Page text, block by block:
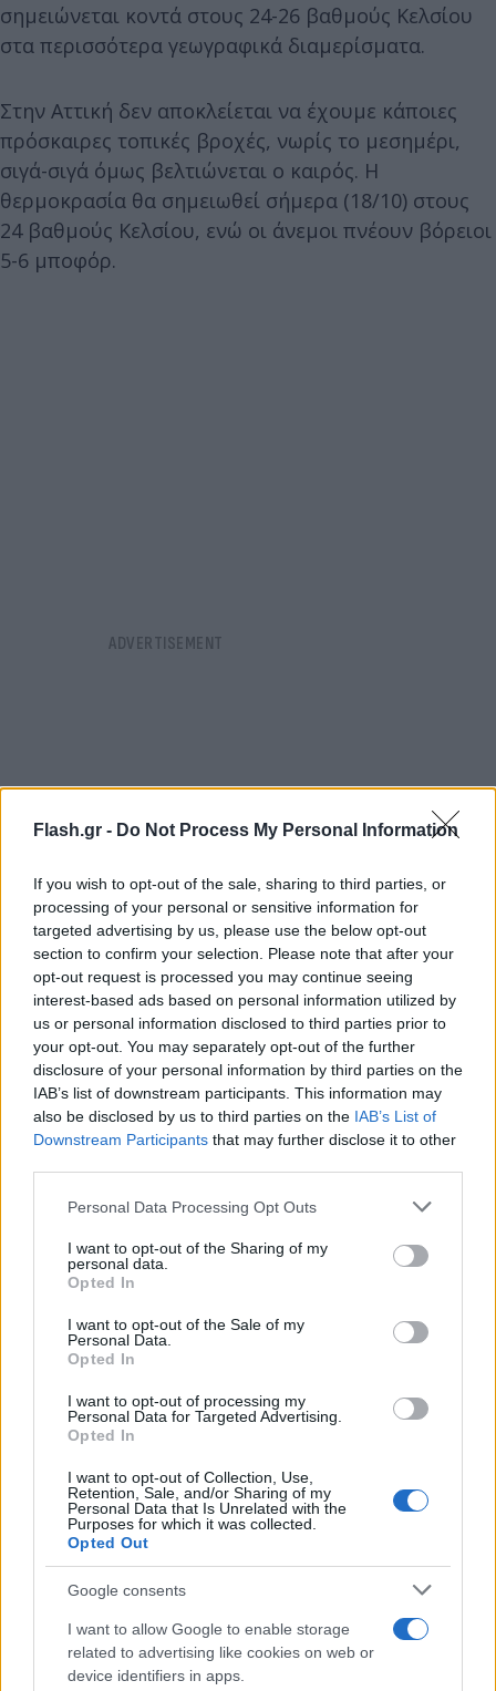
Flash.gr - Do Not Process My Personal Information
If you wish to opt-out of the sale, sharing to third parties, or
processing of your personal or sensitive information for
targeted advertising by us, please use the below opt-out
section to confirm your selection. Please note that after your
opt-out request is processed you may continue seeing
interest-based ads based on personal information utilized by
us or personal information disclosed to third parties prior to
your opt-out. You may separately opt-out of the further
disclosure of your personal information by third parties on the
IAB’s list of downstream participants. This information may
also be disclosed by us to third parties on the IAB’s List of
Downstream Participants that may further disclose it to other
Please note that this website/app uses one or more Google
not limited to your visit or usage behaviour. You may click to
grant or deny consent to Google and its third-party tags to
use your data for below specified purposes in below Google
consent section.
Personal Data Processing Opt Outs
I want to opt-out of the Sharing of my
personal data.
Opted In
I want to opt-out of the Sale of my
Personal Data.
Opted In
I want to opt-out of processing my
Personal Data for Targeted Advertising.
Opted In
I want to opt-out of Collection, Use,
Retention, Sale, and/or Sharing of my
Personal Data that Is Unrelated with the
Purposes for which it was collected.
Opted Out
Google consents
I want to allow Google to enable storage
related to advertising like cookies on web or
device identifiers in apps.
σημειώνεται κοντά στους 24-26 βαθμούς Κελσίου
στα περισσότερα γεωγραφικά διαμερίσματα.
Στην Αττική δεν αποκλείεται να έχουμε κάποιες
πρόσκαιρες τοπικές βροχές, νωρίς το μεσημέρι,
σιγά-σιγά όμως βελτιώνεται ο καιρός. Η
θερμοκρασία θα σημειωθεί σήμερα (18/10) στους
24 βαθμούς Κελσίου, ενώ οι άνεμοι πνέουν βόρειοι
5-6 μποφόρ.
Στη Θεσσαλονίκη, θα σημειωθούν τοπικές βροχές
το μεσημέρι, με τη θερμοκρασία να σημειώνεται
μέχρι και στους 17 βαθμούς Κελσίου, ενώ θα
πνέουν βορειοδυτικοί άνεμοι έως 5 μποφόρ.
Άνοδος της θερμοκρασίας και μεταφορά
αφρικανικής σκόνης
Από την Πέμπτη (19/10) αναμένεται να ανέβει η
θερμοκρασία, καθώς θα έχουμε ανοιξιάτικες
καιρικές συνθήκες.
Παράλληλα μέσα στο Σαββατοκύριακο (21-22/10)
αναμένεται να έχουμε μεταφορά αφρικανικής
σκόνης στην κεντρική, δυτική και νότια Ελλάδα,
ενώ από την Παρασκευή (20/10), αναμένεται η
θερμοκρασία να σημειωθεί στους 28-30 βαθμούς.
Τέλος, υπάρχει πιθανότητα να σημειωθούν βροχές
στην Ήπειρο και στο βόρειο Ιόνιο.